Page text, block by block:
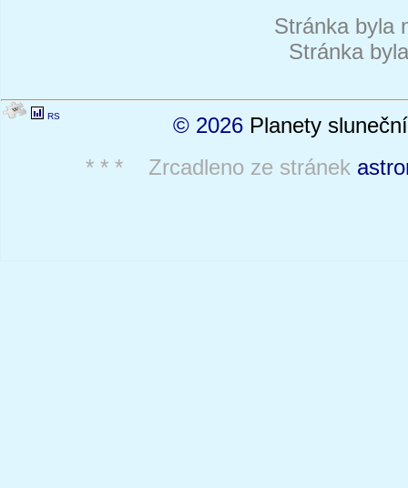
Stránka byla
Stránka
RS © 2026 Planety
* * * Zrcadleno ze stránek